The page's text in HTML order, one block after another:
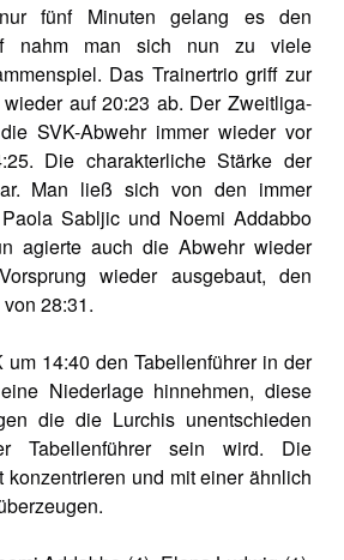
fünf Minuten gelang es den
nahm man sich nun zu viele
Das Trainertrio griff zur
auf 20:23 ab. Der Zweitliga-
SVK-Abwehr immer wieder vor
Die charakterliche Stärke der
Man ließ sich von den immer
Sabljic und Noemi Addabbo
agierte auch die Abwehr wieder
wieder ausgebaut, den
28:31.
14:40 den Tabellenführer in der
Niederlage hinnehmen, diese
die die Lurchis unentschieden
Tabellenführer sein wird. Die
und mit einer ähnlich